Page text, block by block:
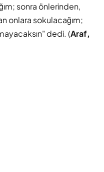
sonra önlerinden,
onlara sokulacağım;
dedi. (Araf,